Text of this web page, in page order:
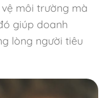
môi trường mà
giúp doanh
lòng người tiêu